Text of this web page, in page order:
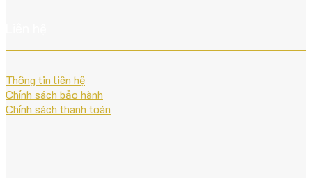
Thông tin liên hệ
Chính sách bảo hành
Chính sách thanh toán